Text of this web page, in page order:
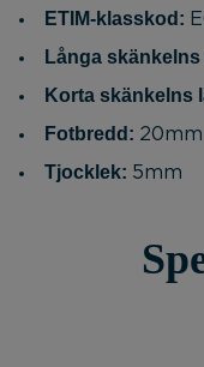
ETIM-klasskod:
Långa
Korta skänkelns
Fotbredd: 20mm
Tjocklek: 5mm